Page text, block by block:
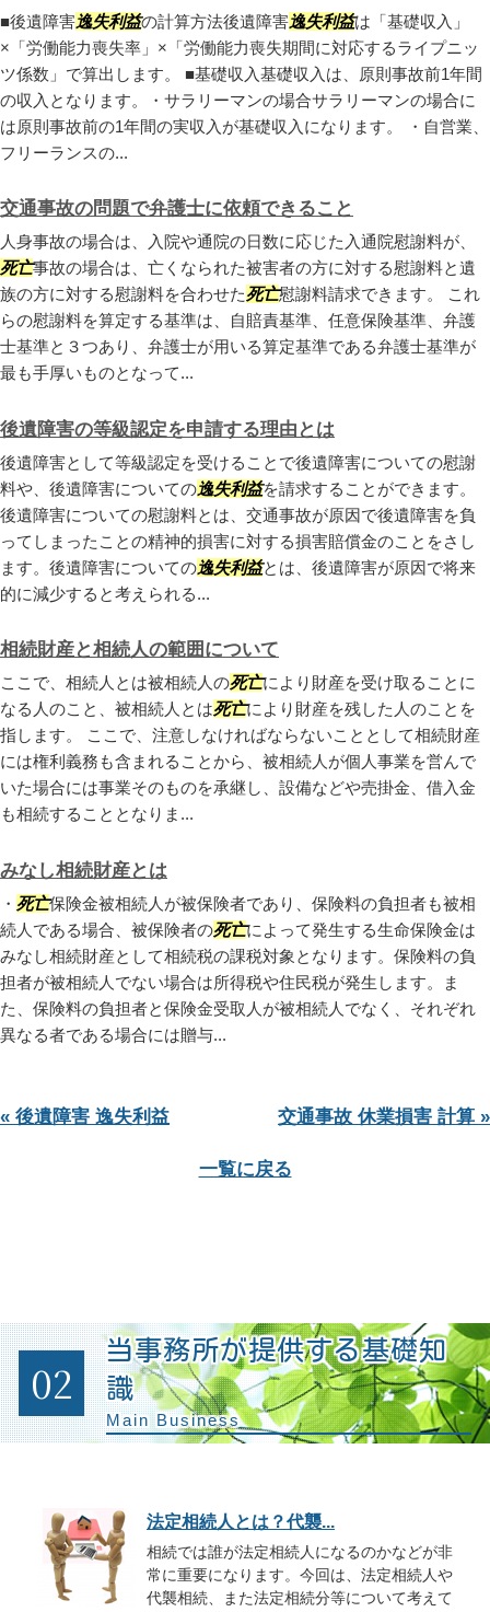
■後遺障害逸失利益の計算方法後遺障害逸失利益は「基礎収入」
×「労働能力喪失率」×「労働能力喪失期間に対応するライプニッ
ツ係数」で算出します。 ■基礎収入基礎収入は、原則事故前1年間
の収入となります。・サラリーマンの場合サラリーマンの場合に
は原則事故前の1年間の実収入が基礎収入になります。 ・自営業、
フリーランスの...
交通事故の問題で弁護士に依頼できること
人身事故の場合は、入院や通院の日数に応じた入通院慰謝料が、
死亡事故の場合は、亡くなられた被害者の方に対する慰謝料と遺
族の方に対する慰謝料を合わせた死亡慰謝料請求できます。 これ
らの慰謝料を算定する基準は、自賠責基準、任意保険基準、弁護
士基準と３つあり、弁護士が用いる算定基準である弁護士基準が
最も手厚いものとなって...
後遺障害の等級認定を申請する理由とは
後遺障害として等級認定を受けることで後遺障害についての慰謝
料や、後遺障害についての逸失利益を請求することができます。
後遺障害についての慰謝料とは、交通事故が原因で後遺障害を負
ってしまったことの精神的損害に対する損害賠償金のことをさし
ます。後遺障害についての逸失利益とは、後遺障害が原因で将来
的に減少すると考えられる...
相続財産と相続人の範囲について
ここで、相続人とは被相続人の死亡により財産を受け取ることに
なる人のこと、被相続人とは死亡により財産を残した人のことを
指します。 ここで、注意しなければならないこととして相続財産
には権利義務も含まれることから、被相続人が個人事業を営んで
いた場合には事業そのものを承継し、設備などや売掛金、借入金
も相続することとなりま...
みなし相続財産とは
・ 死亡保険金被相続人が被保険者であり、保険料の負担者も被相
続人である場合、被保険者の死亡によって発生する生命保険金は
みなし相続財産として相続税の課税対象となります。保険料の負
担者が被相続人でない場合は所得税や住民税が発生します。ま
た、保険料の負担者と保険金受取人が被相続人でなく、それぞれ
異なる者である場合には贈与...
« 後遺障害 逸失利益 交通事故 休業損害 計算 »
一覧に戻る
02
当事務所が提供する基礎知
識
Main Business
法定相続人とは？代襲...
相続では誰が法定相続人になるのかなどが非
常に重要になります。今回は、法定相続人や
代襲相続、また法定相続分等について考えて